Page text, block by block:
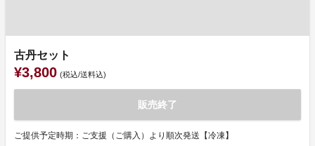
古丹セット
¥3,800 (税込/送料込)
販売終了
ご提供予定時期：ご支援（ご購入）より順次発送【冷凍】